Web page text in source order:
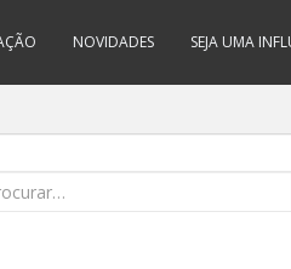
NOVIDADES SEJA UMA